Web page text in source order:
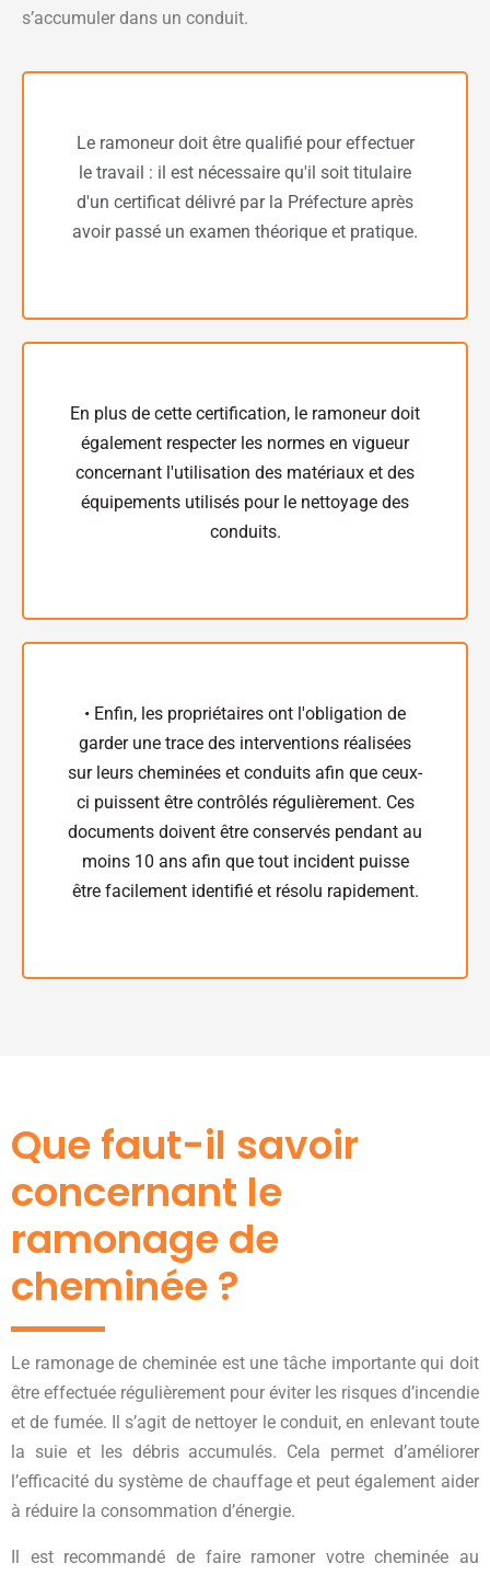
s’accumuler dans un conduit.
Le ramoneur doit être qualifié pour effectuer
le travail : il est nécessaire qu'il soit titulaire
d'un certificat délivré par la Préfecture après
avoir passé un examen théorique et pratique.
En plus de cette certification, le ramoneur doit
également respecter les normes en vigueur
concernant l'utilisation des matériaux et des
équipements utilisés pour le nettoyage des
conduits.
• Enfin, les propriétaires ont l'obligation de
garder une trace des interventions réalisées
sur leurs cheminées et conduits afin que ceux-
ci puissent être contrôlés régulièrement. Ces
documents doivent être conservés pendant au
moins 10 ans afin que tout incident puisse
être facilement identifié et résolu rapidement.
Que faut-il savoir
concernant le
ramonage de
cheminée ?
Le ramonage de cheminée est une tâche importante qui doit
être effectuée régulièrement pour éviter les risques d’incendie
et de fumée. Il s’agit de nettoyer le conduit, en enlevant toute
la suie et les débris accumulés. Cela permet d’améliorer
l’efficacité du système de chauffage et peut également aider
à réduire la consommation d’énergie.
Il est recommandé de faire ramoner votre cheminée au